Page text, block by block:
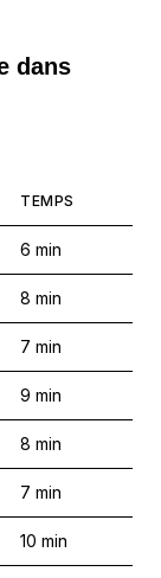
dans
TEMPS
6 min
8 min
7 min
9 min
8 min
7 min
10 min